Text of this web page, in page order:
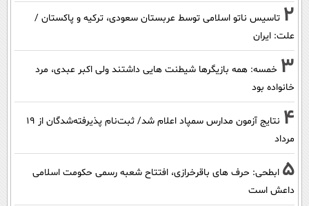
2 تاسیس ناتو اسلامی توسط عربستان سعودی، ترکیه و پاکستان /
علت: ایران
3 خمسه: همه بازیگرها شیطنت هایی داشتند ولی اکبر عبدی، مرد
خانواده بود
4
نتایج آزمون مدارس سمپاد اعلام شد/ ثبت‌نام پذیرفته‌شدگان از ۱۹
مرداد
5 ابطحی: حرف های باقرخرازی، افتتاح شعبه رسمی حکومت اسلامی
داعش است